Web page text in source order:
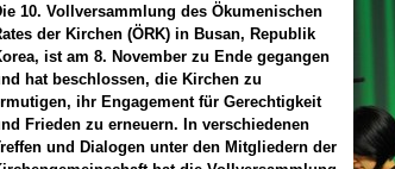
10. Vollversammlung des Ökumenischen
der Kirchen (ÖRK) in Busan, Republik
ist am 8. November zu Ende gegangen
hat beschlossen, die Kirchen zu
ihr Engagement für Gerechtigkeit
Frieden zu erneuern. In verschiedenen
und Dialogen unter den Mitgliedern der